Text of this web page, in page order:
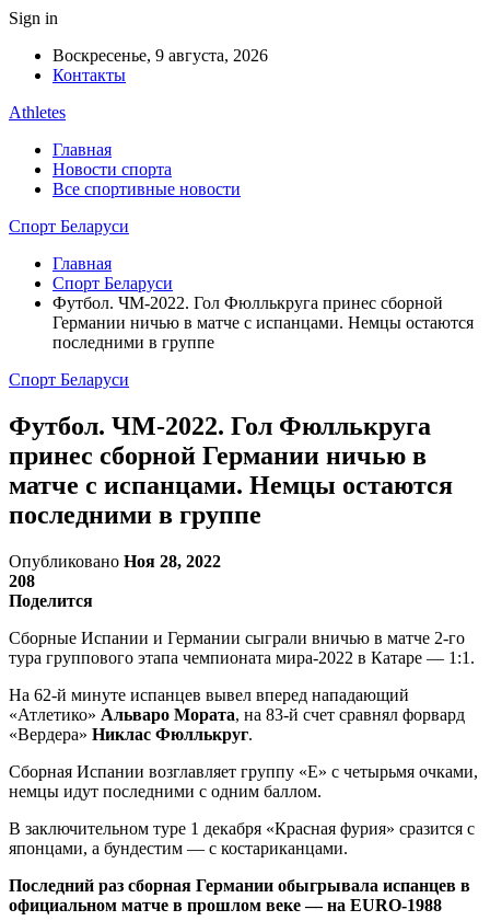
Sign in
Воскресенье, 9 августа, 2026
Контакты
Athletes
Главная
Новости спорта
Все спортивные новости
Спорт Беларуси
Главная
Спорт Беларуси
Футбол. ЧМ-2022. Гол Фюллькруга принес сборной
Германии ничью в матче с испанцами. Немцы остаются
последними в группе
Спорт Беларуси
Футбол. ЧМ-2022. Гол Фюллькруга
принес сборной Германии ничью в
матче с испанцами. Немцы остаются
последними в группе
Опубликовано Ноя 28, 2022
208
Поделится
Сборные Испании и Германии сыграли вничью в матче 2-го
тура группового этапа чемпионата мира-2022 в Катаре — 1:1.
На 62-й минуте испанцев вывел вперед нападающий
«Атлетико» Альваро Мората, на 83-й счет сравнял форвард
«Вердера» Никлас Фюллькруг.
Сборная Испании возглавляет группу «Е» с четырьмя очками,
немцы идут последними с одним баллом.
В заключительном туре 1 декабря «Красная фурия» сразится с
японцами, а бундестим — с костариканцами.
Последний раз сборная Германии обыгрывала испанцев в
официальном матче в прошлом веке — на EURO-1988